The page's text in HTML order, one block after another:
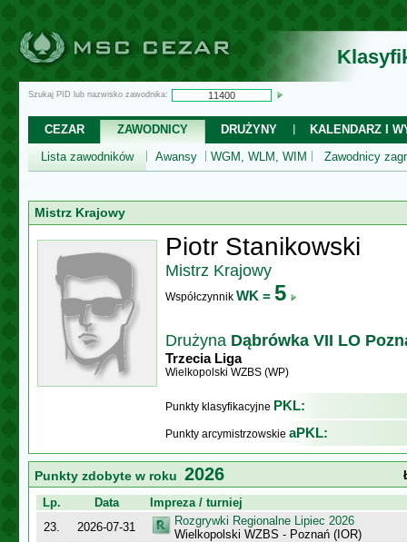
Szukaj PID lub nazwisko zawodnika:
CEZAR ZAWODNICY DRUŻYNY
KALENDARZ I
Lista zawodników
Awansy WGM, WLM, WIM Zawodnicy
Mistrz Krajowy
Piotr Stanikowski
Mistrz Krajowy
Współczynnik WK = 5
Drużyna Dąbrówka VII LO
Trzecia Liga
Wielkopolski WZBS (WP)
Punkty klasyfikacyjne PKL:
Punkty arcymistrzowskie aPKL:
Punkty zdobyte w roku 2026
Lp.
Data
Impreza / turniej
23.
2026-07-31
Rozgrywki Regionalne Lipiec 2026
Wielkopolski WZBS - Poznań (IOR)